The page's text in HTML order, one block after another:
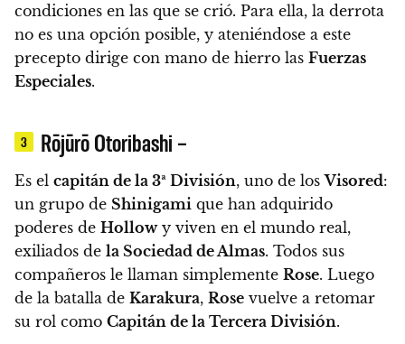
condiciones en las que se crió. Para ella, la derrota
no es una opción posible, y ateniéndose a este
precepto dirige con mano de hierro las Fuerzas
Especiales.
3 Rōjūrō Otoribashi –
Es el capitán de la 3ª División, uno de losVisored:
un grupo de Shinigami que han adquirido
poderes de Hollowy viven en el mundo real,
exiliados de la Sociedad de Almas. Todos sus
compañeros le llaman simplemente Rose. Luego
de la batalla de Karakura, Rose vuelve a retomar
su rol como Capitán de la Tercera División.